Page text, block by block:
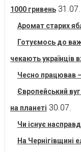
1000 гривень 31.07.
Аромат старих
Готуємось до
чекають українців
Чесно працював
Європейський
на планеті 30.07.
Чи існує
На Чернігівщині